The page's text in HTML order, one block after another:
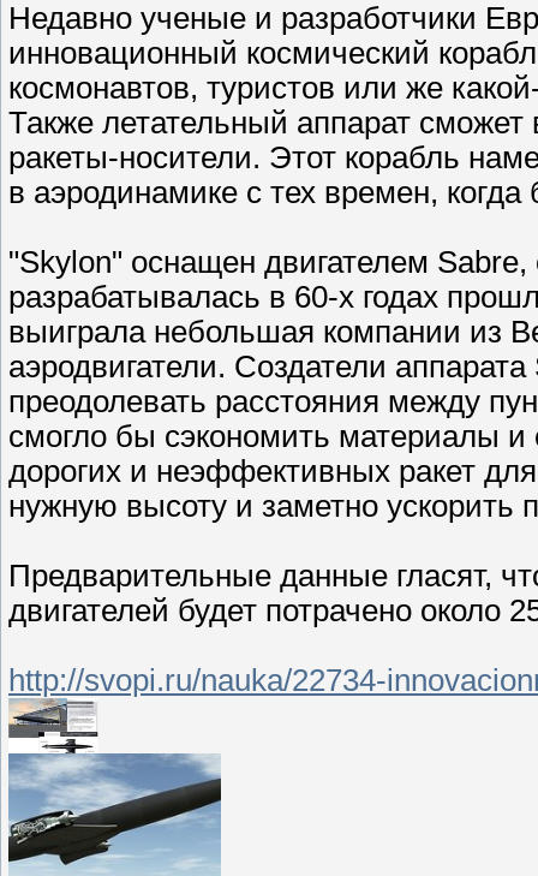
Недавно ученые и разработчики
инновационный космический
космонавтов, туристов или же
Также летательный аппарат сможет
ракеты-носители. Этот корабль
в аэродинамике с тех времен,
"Skylon" оснащен двигателем
разрабатывалась в 60-х годах
выиграла небольшая компании из
аэродвигатели. Создатели
преодолевать расстояния между
смогло бы сэкономить материалы и
дорогих и неэффективных ракет
нужную высоту и заметно ускорить
Предварительные данные гласят,
двигателей будет потрачено около
http://svopi.ru/nauka/22734-